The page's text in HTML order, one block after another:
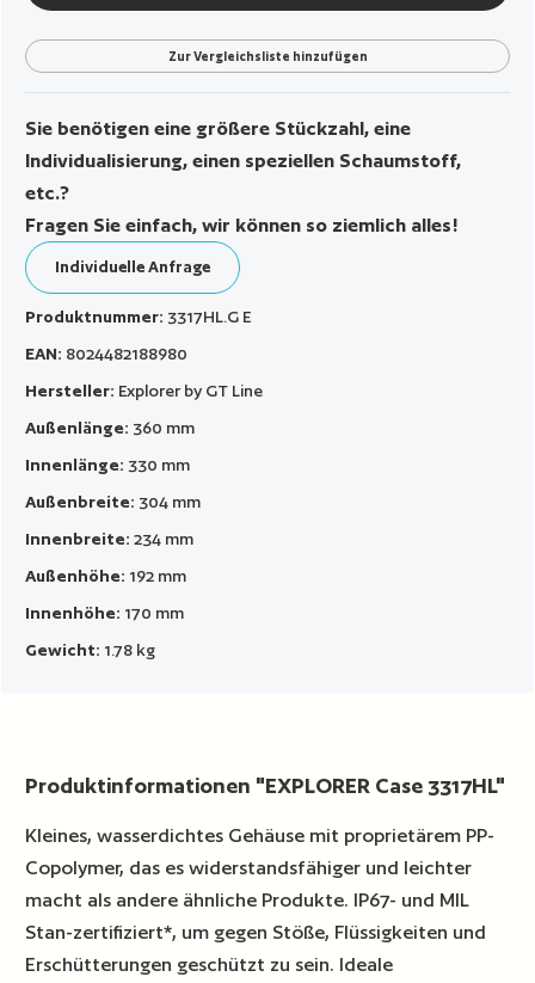
Zur Vergleichsliste hinzufügen
Sie benötigen eine größere Stückzahl, eine
Individualisierung, einen speziellen Schaumstoff,
etc.?
Fragen Sie einfach, wir können so ziemlich alles!
Individuelle Anfrage
Produktnummer: 3317HL.G E
EAN: 8024482188980
Hersteller: Explorer by GT Line
Außenlänge: 360 mm
Innenlänge: 330 mm
Außenbreite: 304 mm
Innenbreite:234 mm
Außenhöhe: 192 mm
Innenhöhe: 170 mm
Gewicht: 1.78 kg
Produktinformationen "EXPLORER Case 3317HL"
Kleines, wasserdichtes Gehäuse mit proprietärem PP-
Copolymer, das es widerstandsfähiger und leichter
macht als andere ähnliche Produkte. IP67- und MIL
Stan-zertifiziert*, um gegen Stöße, Flüssigkeiten und
Erschütterungen geschützt zu sein. Ideale